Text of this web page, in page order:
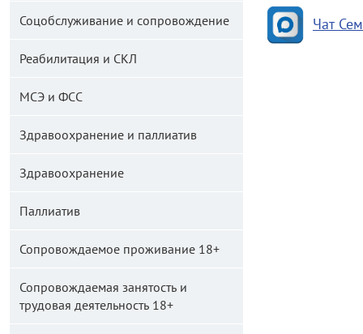
Соцобслуживание и сопровождение
Реабилитация и СКЛ
МСЭ и ФСС
Здравоохранение и паллиатив
Здравоохранение
Паллиатив
Сопровождаемое проживание 18+
Сопровождаемая занятость и
трудовая деятельность 18+
Чат